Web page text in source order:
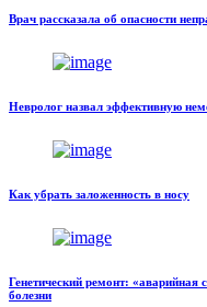
Врач рассказала об опасности
Невролог назвал эффективную
Как убрать заложенность в носу
Генетический ремонт:
болезни